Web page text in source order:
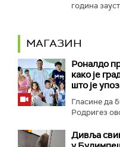
година
МАГАЗИН
Роналдо
како је
што је
Гласине да
Родригез
Дивља